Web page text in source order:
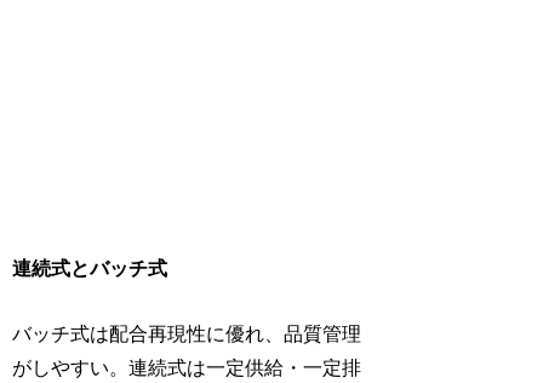
連続式とバッチ式
バッチ式は配合再現性に優れ、品質管理
がしやすい。連続式は一定供給・一定排